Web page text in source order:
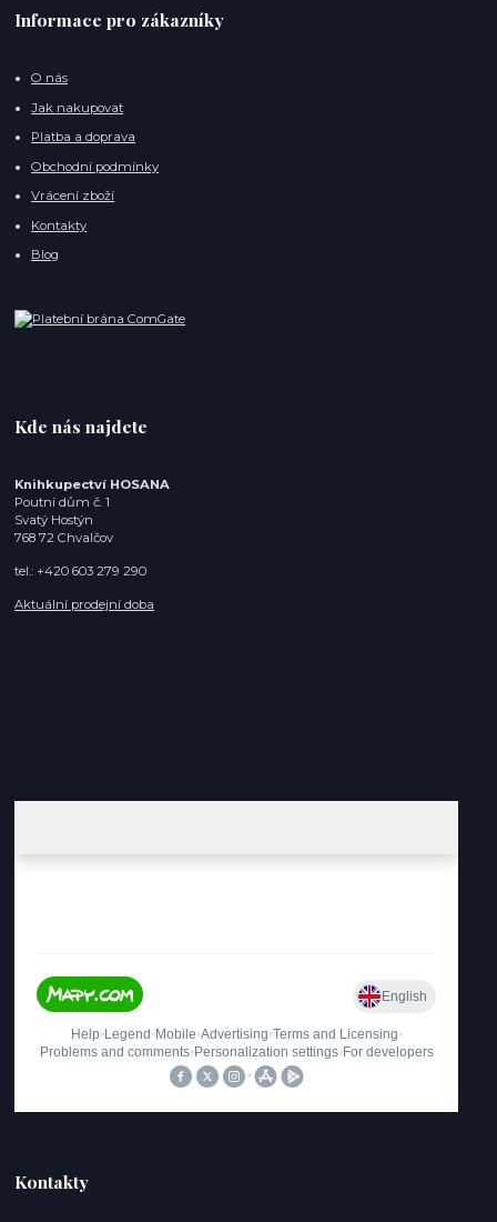
Informace pro zákazníky
O nás
Jak nakupovat
Platba a doprava
Obchodní podmínky
Vrácení zboží
Kontakty
Blog
Kde nás najdete
Knihkupectví HOSANA
Poutní dům č. 1
Svatý Hostýn
768 72 Chvalčov
tel.: +420 603 279 290
Aktuální prodejní doba
Kontakty